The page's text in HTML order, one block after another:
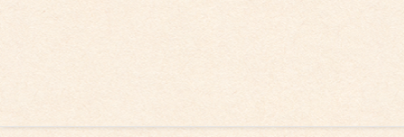
を持ち、保育園近郊の神社へとお山参詣をしています。